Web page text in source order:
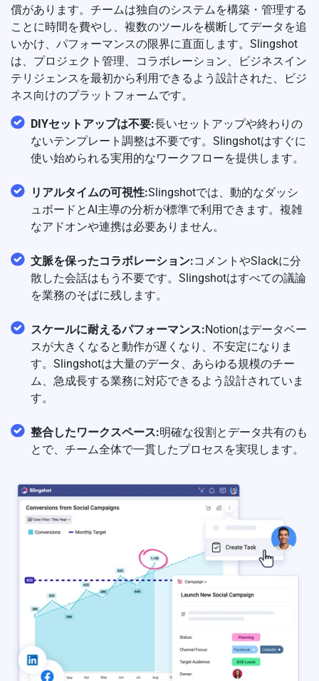
償があります。チームは独自のシステムを構築・管理する
ことに時間を費やし、複数のツールを横断してデータを追
いかけ、パフォーマンスの限界に直面します。Slingshot
は、プロジェクト管理、コラボレーション、ビジネスイン
テリジェンスを最初から利用できるよう設計された、ビジ
ネス向けのプラットフォームです。
DIYセットアップは不要:長いセットアップや終わりの
ないテンプレート調整は不要です。Slingshotはすぐに
使い始められる実用的なワークフローを提供します。
リアルタイムの可視性:Slingshotでは、動的なダッシ
ュボードとAI主導の分析が標準で利用できます。複雑
なアドオンや連携は必要ありません。
文脈を保ったコラボレーション:コメントやSlackに分
散した会話はもう不要です。Slingshotはすべての議論
を業務のそばに残します。
スケールに耐えるパフォーマンス:Notionはデータベー
スが大きくなると動作が遅くなり、不安定になりま
す。Slingshotは大量のデータ、あらゆる規模のチー
ム、急成長する業務に対応できるよう設計されていま
す。
整合したワークスペース:明確な役割とデータ共有のも
とで、チーム全体で一貫したプロセスを実現します。